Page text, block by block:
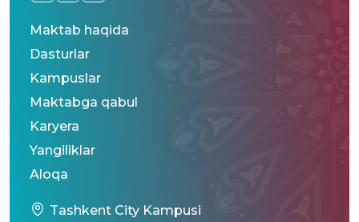
Maktab haqida
Dasturlar
Kampuslar
Maktabga qabul
Karyera
Yangiliklar
Aloqa
Tashkent City Kampusi